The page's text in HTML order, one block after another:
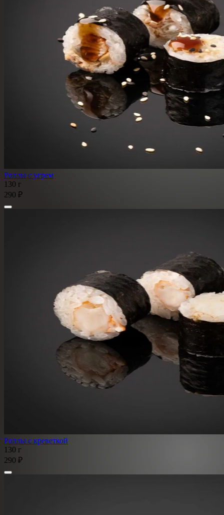
Роллы с угрем
130 г
290 ₽
Роллы с креветкой
130 г
290 ₽